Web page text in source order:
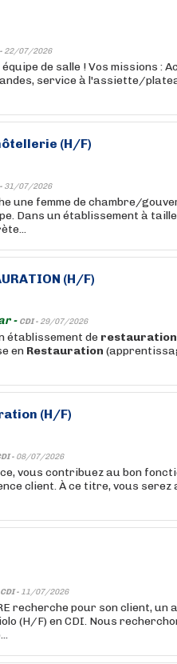
22/07/2026
de salle ! Vos missions :
service à l'assiette/
(H/F)
31/07/2026
une femme de chambre/
Dans un établissement à
(H/F)
- CDI - 29/07/2026
établissement de restauration
en Restauration
(H/F)
- 08/07/2026
vous contribuez au bon
client. À ce titre, vous serez
CDI - 11/07/2026
recherche pour son client, un
(H/F) en CDI. Nous